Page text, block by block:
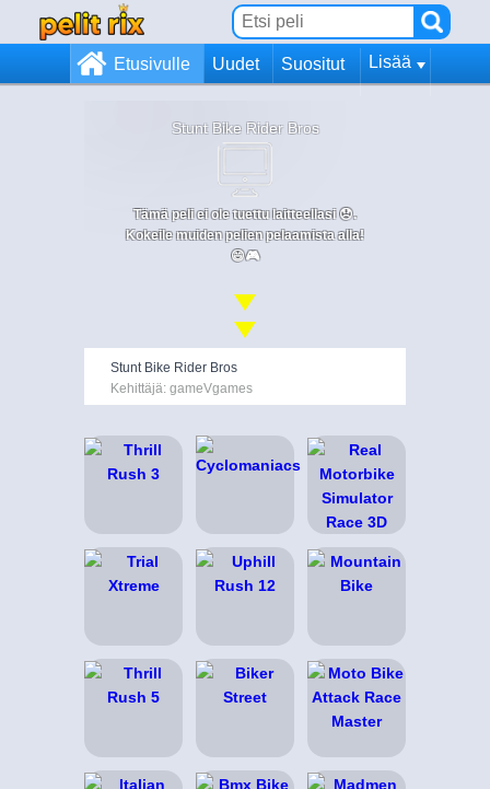
Etusivulle Uudet Suositut Lisää
Stunt Bike Rider Bros
Tämä peli ei ole tuettu laitteellasi 😞.
Kokeile muiden pelien pelaamista alla!
😄🎮
Stunt Bike Rider Bros
Kehittäjä: gameVgames